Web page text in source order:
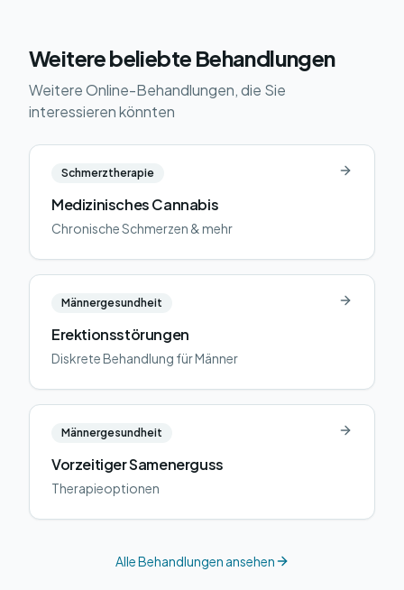
Weitere beliebte Behandlungen
Weitere Online-Behandlungen, die Sie
interessieren könnten
Schmerztherapie
Medizinisches Cannabis
Chronische Schmerzen & mehr
Männergesundheit
Erektionsstörungen
Diskrete Behandlung für Männer
Männergesundheit
Vorzeitiger Samenerguss
Therapieoptionen
Alle Behandlungen ansehen